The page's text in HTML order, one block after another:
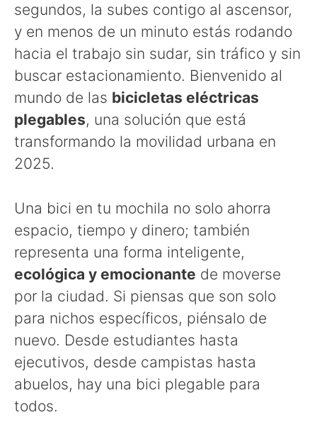
segundos, la subes contigo al ascensor,
y en menos de un minuto estás rodando
hacia el trabajo sin sudar, sin tráfico y sin
buscar estacionamiento. Bienvenido al
mundo de las bicicletas eléctricas
plegables, una solución que está
transformando la movilidad urbana en
2025.
Una bici en tu mochila no solo ahorra
espacio, tiempo y dinero; también
representa una forma inteligente,
ecológica y emocionante de moverse
por la ciudad. Si piensas que son solo
para nichos específicos, piénsalo de
nuevo. Desde estudiantes hasta
ejecutivos, desde campistas hasta
abuelos, hay una bici plegable para
todos.